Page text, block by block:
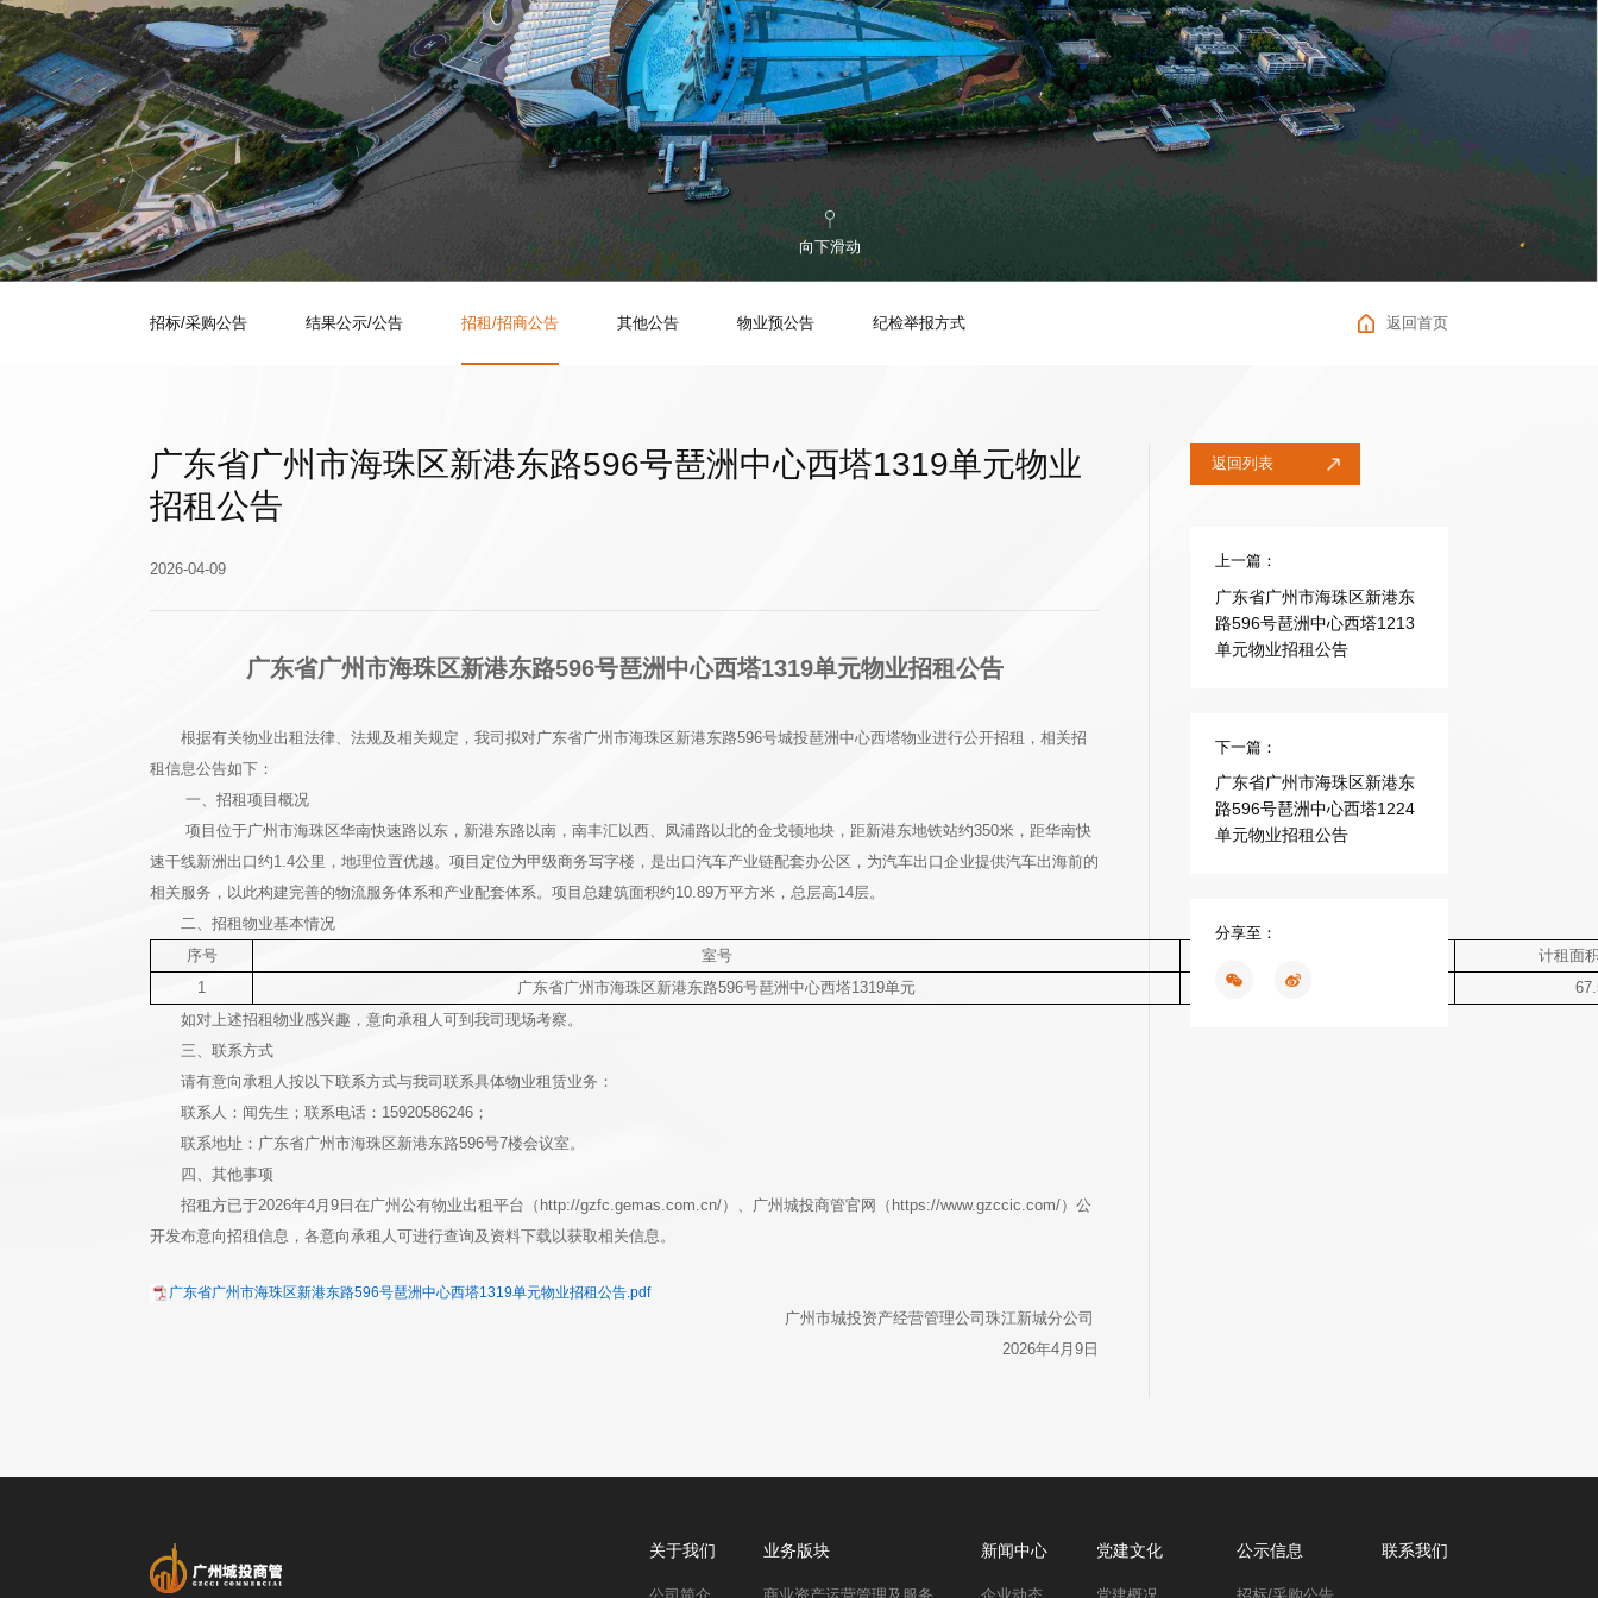
向下滑动
招标/采购公告 结果公示/公告 招租/招商公告 其他公告 物业预公告 纪检举报方式 返回首页
广东省广州市海珠区新港东路596号琶洲中心西塔1319单元物业
招租公告
2026-04-09
广东省广州市海珠区新港东路596号琶洲中心西塔1319单元物业招租公告
根据有关物业出租法律、法规及相关规定，我司拟对广东省广州市海珠区新港东路596号城投琶洲中心西塔物业进行公开招租，相关招
租信息公告如下：
一、招租项目概况
项目位于广州市海珠区华南快速路以东，新港东路以南，南丰汇以西、凤浦路以北的金戈顿地块，距新港东地铁站约350米，距华南快
速干线新洲出口约1.4公里，地理位置优越。项目定位为甲级商务写字楼，是出口汽车产业链配套办公区，为汽车出口企业提供汽车出海前的
相关服务，以此构建完善的物流服务体系和产业配套体系。项目总建筑面积约10.89万平方米，总层高14层。
二、招租物业基本情况
序号
室号
计租面
1
广东省广州市海珠区新港东路596号琶洲中心西塔1319单元 详见租赁位置图
如对上述招租物业感兴趣，意向承租人可到我司现场考察。
三、联系方式
请有意向承租人按以下联系方式与我司联系具体物业租赁业务：
联系人：闻先生；联系电话：15920586246；
联系地址：广东省广州市海珠区新港东路596号7楼会议室。
四、其他事项
招租方已于2026年4月9日在广州公有物业出租平台（http://gzfc.gemas.com.cn/）、广州城投商管官网（https://www.gzccic.com/）公
开发布意向招租信息，各意向承租人可进行查询及资料下载以获取相关信息。
广东省广州市海珠区新港东路596号琶洲中心西塔1319单元物业招租公告.pdf
广州市城投资产经营管理公司珠江新城分公司
2026年4月9日
返回列表
上一篇：
广东省广州市海珠区新港东
路596号琶洲中心西塔1213
单元物业招租公告
下一篇：
广东省广州市海珠区新港东
路596号琶洲中心西塔1224
单元物业招租公告
分享至：
关于我们 业务版块 新闻中心 党建文化 公示信息 联系我们